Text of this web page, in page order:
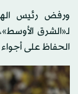
ورفض رئيس
لـ«الشرق
الحفاظ على أجواء